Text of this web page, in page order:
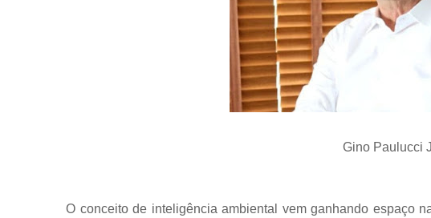
Gino Paulucci
O conceito de inteligência ambiental vem ganhando espaço